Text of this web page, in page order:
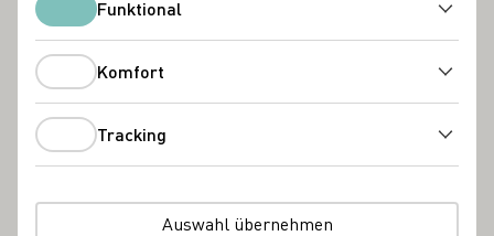
FunktionalFunktional
Komfort
Tracking
Auswahl übernehmen